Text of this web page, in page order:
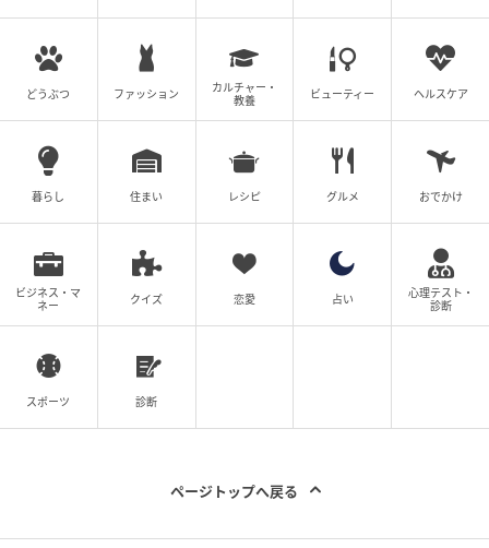
どうぶつ ファッション
カルチャー・
教養
ビューティー ヘルスケア
暮らし 住まい レシピ グルメ おでかけ
ビジネス・マ
ネー
クイズ 恋愛 占い
心理テスト・
診断
スポーツ 診断
ページトップへ戻る